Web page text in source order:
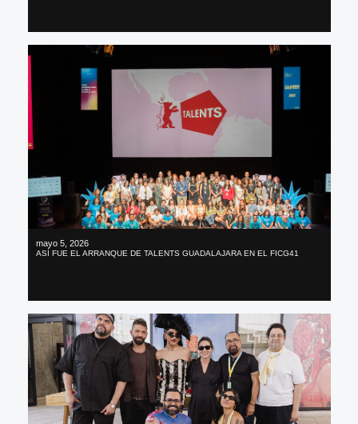
mayo 5, 2026
ASÍ FUE EL ARRANQUE DE TALENTS GUADALAJARA EN EL FICG41